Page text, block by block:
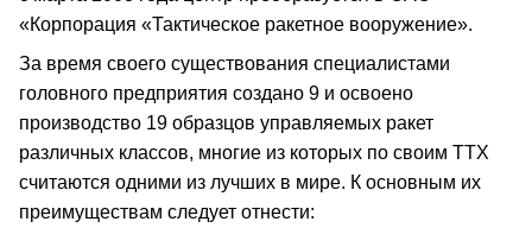
«Корпорация «Тактическое ракетное вооружение».
За время своего существования специалистами
головного предприятия создано 9 и освоено
производство 19 образцов управляемых ракет
различных классов, многие из которых по своим ТТХ
считаются одними из лучших в мире. К основным их
преимуществам следует отнести: